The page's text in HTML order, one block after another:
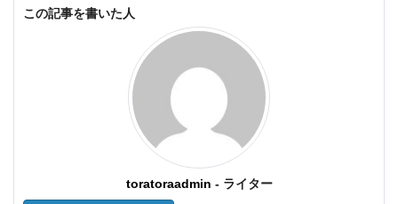
この記事を書いた人
toratoraadmin - ライター